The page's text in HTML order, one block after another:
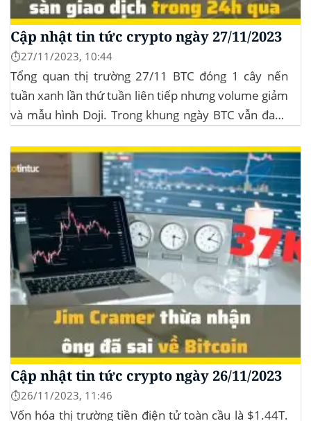
Cập nhật tin tức crypto ngày 27/11/2023
⏱️27/11/2023, 10:44
Tổng quan thị trường 27/11 BTC đóng 1 cây nến
tuần xanh lần thứ tuần liên tiếp nhưng volume giảm
và mẫu hình Doji. Trong khung ngày BTC vẫn đang
triệu đô Stablecoin bị rút khỏi các sàn giao dịch...
Cập nhật tin tức crypto ngày 26/11/2023
⏱️26/11/2023, 11:46
Vốn hóa thị trường tiền điện tử toàn cầu là $1.44T.